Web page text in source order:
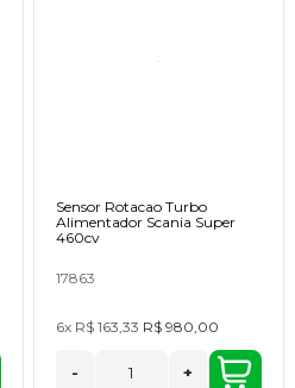
Sensor Rotacao Turbo
Alimentador Scania Super
460cv
17863
6x R$ 163,33 R$ 980,00
- +